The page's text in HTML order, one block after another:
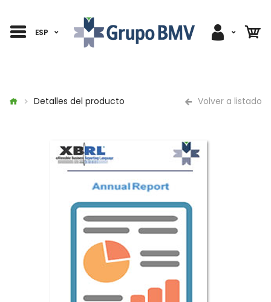
ESP
Detalles del producto Volver a listado